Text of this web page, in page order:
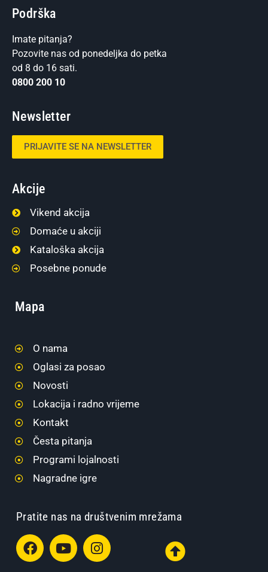
Podrška
Imate pitanja?
Pozovite nas od ponedeljka do petka
od 8 do 16 sati.
0800 200 10
Newsletter
PRIJAVITE SE NA NEWSLETTER
Akcije
Vikend akcija
Domaće u akciji
Kataloška akcija
Posebne ponude
Mapa
O nama
Oglasi za posao
Novosti
Lokacija i radno vrijeme
Kontakt
Česta pitanja
Programi lojalnosti
Nagradne igre
Pratite nas na društvenim mrežama